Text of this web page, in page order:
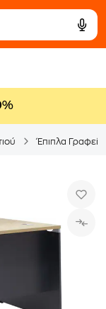
Έπιπλα